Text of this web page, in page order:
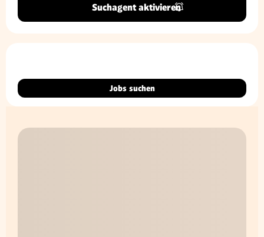
Suchagent aktivieren
Jobs suchen